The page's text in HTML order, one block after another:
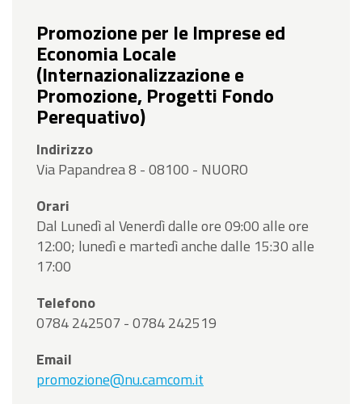
Promozione per le Imprese ed
Economia Locale
(Internazionalizzazione e
Promozione, Progetti Fondo
Perequativo)
Indirizzo
Via Papandrea 8 - 08100 - NUORO
Orari
Dal Lunedì al Venerdì dalle ore 09:00 alle ore
12:00; lunedì e martedì anche dalle 15:30 alle
17:00
Telefono
0784 242507 - 0784 242519
Email
promozione@nu.camcom.it